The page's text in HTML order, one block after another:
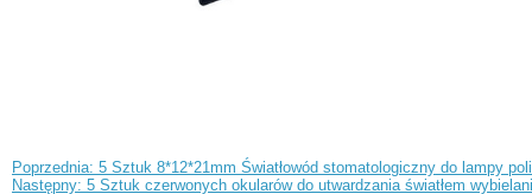
Poprzednia: 5 Sztuk 8*12*21mm Światłowód stomatologiczny do lampy
Następny: 5 Sztuk czerwonych okularów do utwardzania światłem